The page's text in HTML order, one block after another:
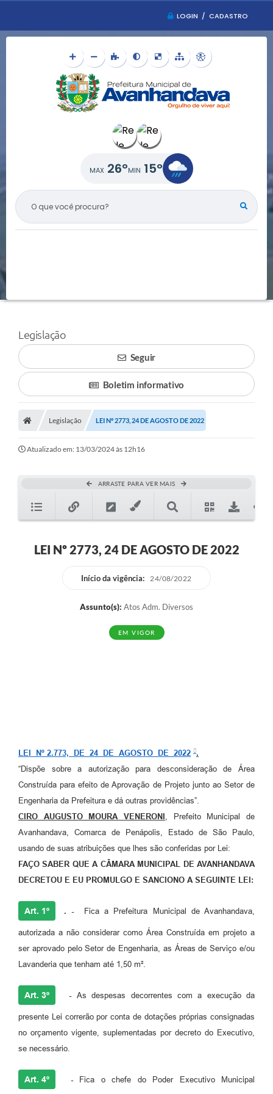
LOGIN / CADASTRO
O QUE VOCÊ PROCURA?
26° 15°
Legislação
Seguir
Boletim informativo
Legislação LEI Nº 2773, 24 DE AGOSTO DE 2022
Atualizado em: 13/03/2024 às 12h16
ARRASTE PARA VER MAIS
LEI Nº 2773, 24 DE AGOSTO DE 2022
Início da vigência: 24/08/2022
Assunto(s): Atos Adm. Diversos
EM VIGOR
LEI Nº 2.773, DE 24 DE AGOSTO DE 2022
.
“Dispõe sobre a autorização para desconsideração de Área
Construída para efeito de Aprovação de Projeto junto ao Setor de
Engenharia da Prefeitura e dá outras providências”.
CIRO AUGUSTO MOURA VENERONI
, Prefeito Municipal de
Avanhandava, Comarca de Penápolis, Estado de São Paulo,
usando de suas atribuições que lhes são conferidas por Lei:
FAÇO SABER QUE A CÂMARA MUNICIPAL DE AVANHANDAVA
DECRETOU E EU PROMULGO E SANCIONO A SEGUINTE LEI:
Art. 1º . - Fica a Prefeitura Municipal de Avanhandava,
autorizada a não considerar como Área Construída em projeto a
ser aprovado pelo Setor de Engenharia, as Áreas de Serviço e/ou
Lavanderia que tenham até 1,50 m².
Art. 3º - As despesas decorrentes com a execução da
presente Lei correrão por conta de dotações próprias consignadas
no orçamento vigente, suplementadas por decreto do Executivo,
se necessário.
Art. 4º -Fica o chefe do Poder Executivo Municipal